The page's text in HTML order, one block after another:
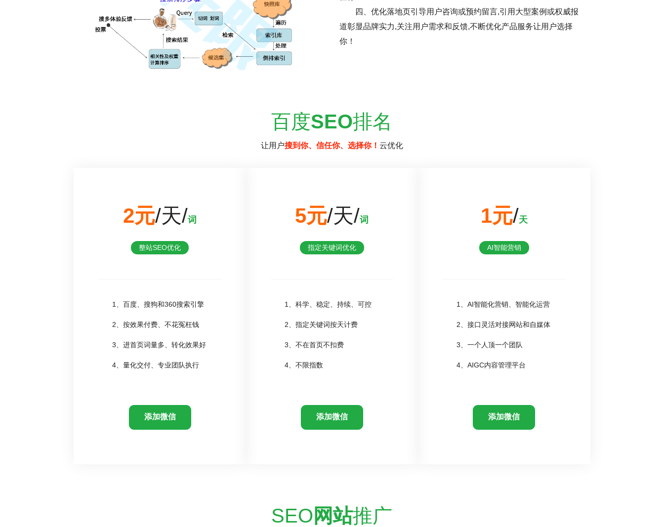
四、优化落地页引导用户咨询或预约留言,引用大型案例或权威报
道彰显品牌实力,关注用户需求和反馈,不断优化产品服务让用户选择
你！
百度SEO排名
让用户搜到你、信任你、选择你！ 云优化
2元/天/词
整站SEO优化
1、百度、搜狗和360搜索引擎
2、按效果付费、不花冤枉钱
3、进首页词量多、转化效果好
4、量化交付、专业团队执行
添加微信
5元/天/词
指定关键词优化
1、科学、稳定、持续、可控
2、指定关键词按天计费
3、不在首页不扣费
4、不限指数
添加微信
1元/天
AI智能营销
1、AI智能化营销、智能化运营
2、接口灵活对接网站和自媒体
3、一个人顶一个团队
4、AIGC内容管理平台
添加微信
SEO 网站推广